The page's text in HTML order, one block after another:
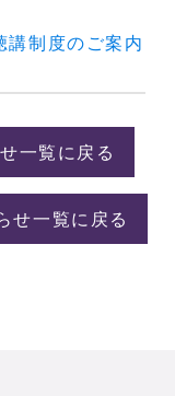
講制度のご案内
一覧に戻る
せ一覧に戻る